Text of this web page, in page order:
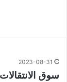
2023-08-31
سوق